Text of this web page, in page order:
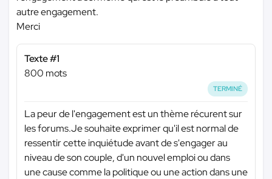
autre engagement.
Merci
Texte #1
800 mots
TERMINÉ
La peur de l'engagement est un thème récurent sur
les forums.Je souhaite exprimer qu'il est normal de
ressentir cette inquiétude avant de s'engager au
niveau de son couple, d'un nouvel emploi ou dans
une cause comme la politique ou une action dans une